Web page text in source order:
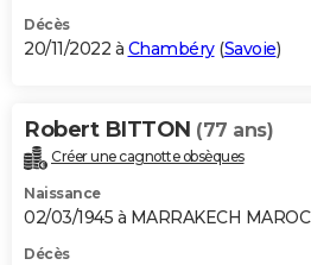
Décès
20/11/2022 à Chambéry(Savoie)
Robert BITTON (77 ans)
Créer une cagnotte obsèques
Naissance
02/03/1945 à MARRAKECH MAROC
Décès